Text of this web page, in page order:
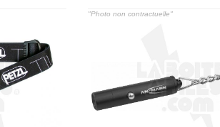
"Photo non contractuelle"